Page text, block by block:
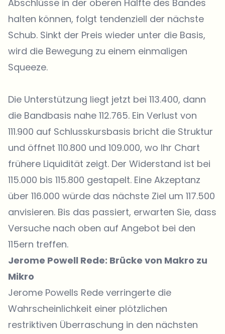
Abschlüsse in der oberen Hälfte des Bandes
halten können, folgt tendenziell der nächste
Schub. Sinkt der Preis wieder unter die Basis,
wird die Bewegung zu einem einmaligen
Squeeze.
Die Unterstützung liegt jetzt bei 113.400, dann
die Bandbasis nahe 112.765. Ein Verlust von
111.900 auf Schlusskursbasis bricht die Struktur
und öffnet 110.800 und 109.000, wo Ihr Chart
frühere Liquidität zeigt. Der Widerstand ist bei
115.000 bis 115.800 gestapelt. Eine Akzeptanz
über 116.000 würde das nächste Ziel um 117.500
anvisieren. Bis das passiert, erwarten Sie, dass
Versuche nach oben auf Angebot bei den
115ern treffen.
Jerome Powell Rede: Brücke von Makro zu
Mikro
Jerome Powells Rede verringerte die
Wahrscheinlichkeit einer plötzlichen
restriktiven Überraschung in den nächsten